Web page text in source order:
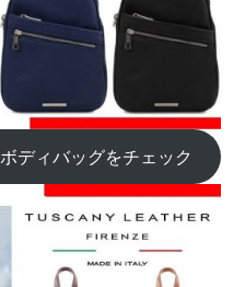
ディバッグをチェック